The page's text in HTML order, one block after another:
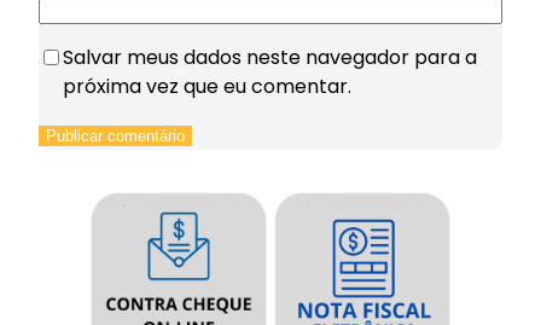
Salvar meus dados neste navegador para a
próxima vez que eu comentar.